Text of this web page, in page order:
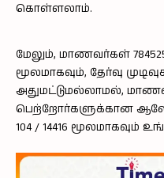
கொள்ளலாம்.
மேலும், மாணவர்கள்
மூலமாகவும், தேர்வு
அதுமட்டுமல்லாமல்,
பெற்றோர்களுக்கான
104 / 14416 மூலமாகவும்